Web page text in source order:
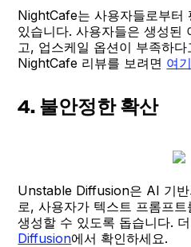
NightCafe는 사용자들로부터
있습니다. 사용자들은 생성된
고, 업스케일 옵션이 부족하
NightCafe 리뷰를 보려면 여기
4. 불안정한 확산
Unstable Diffusion은 AI 기반
로, 사용자가 텍스트 프롬프
생성할 수 있도록 돕습니다.
Diffusion에서 확인하세요.